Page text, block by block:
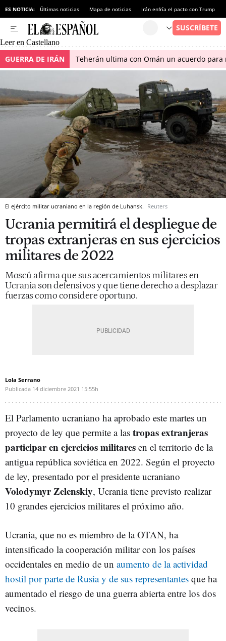
ES NOTICIA: Últimas noticias Mapa de noticias Irán enfría el pacto con Trump
Leer en Castellano
GUERRA DE IRÁN Teherán ultima con Omán un acuerdo
El ejército militar ucraniano en la región de Luhansk. Reuters
Ucrania permitirá el despliegue de
tropas extranjeras en sus ejercicios
militares de 2022
Moscú afirma que sus acercamientos militares en
Ucrania son defensivos y que tiene derecho a desplazar
fuerzas como considere oportuno.
Lola Serrano
Publicada 14 diciembre 2021 15:55h
El Parlamento ucraniano ha aprobado este martes un
proyecto de ley que permite a las tropas extranjeras
participar en ejercicios militares en el territorio de la
antigua república soviética en 2022. Según el proyecto
de ley, presentado por el presidente ucraniano
Volodymyr Zelenskiy, Ucrania tiene previsto realizar
10 grandes ejercicios militares el próximo año.
Ucrania, que no es miembro de la OTAN, ha
intensificado la cooperación militar con los países
occidentales en medio de un aumento de la actividad
hostil por parte de Rusia y de sus representantes que ha
aumentado el riesgo de una guerra abierta entre los dos
vecinos.